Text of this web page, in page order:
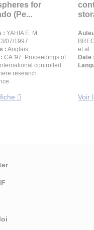
for
(Pe...
: YAHIA E. M.
07/1997
: Anglais
CA '97. Proceedings of
controlled
research
et al.
Date
Voir